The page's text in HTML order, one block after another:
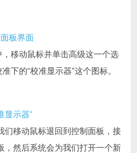
移动鼠标并单击高级这一个选
下的“校准显示器”这个图标。
移动鼠标退回到控制面板，接
，然后系统会为我们打开一个新